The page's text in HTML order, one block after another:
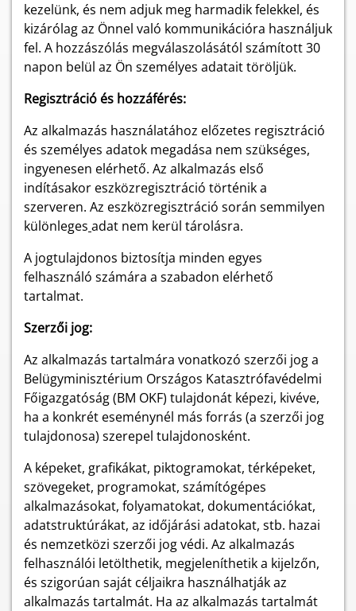
kezelünk, és nem adjuk meg harmadik felekkel, és
kizárólag az Önnel való kommunikációra használjuk
fel. A hozzászólás megválaszolásától számított 30
napon belül az Ön személyes adatait töröljük.
Regisztráció és hozzáférés:
Az alkalmazás használatához előzetes regisztráció
és személyes adatok megadása nem szükséges,
ingyenesen elérhető. Az alkalmazás első
indításakor eszközregisztráció történik a
szerveren. Az eszközregisztráció során semmilyen
különleges adat nem kerül tárolásra.
A jogtulajdonos biztosítja minden egyes
felhasználó számára a szabadon elérhető
tartalmat.
Szerzői jog:
Az alkalmazás tartalmára vonatkozó szerzői jog a
Belügyminisztérium Országos Katasztrófavédelmi
Főigazgatóság (BM OKF) tulajdonát képezi, kivéve,
ha a konkrét eseménynél más forrás (a szerzői jog
tulajdonosa) szerepel tulajdonosként.
A képeket, grafikákat, piktogramokat, térképeket,
szövegeket, programokat, számítógépes
alkalmazásokat, folyamatokat, dokumentációkat,
adatstruktúrákat, az időjárási adatokat, stb. hazai
és nemzetközi szerzői jog védi. Az alkalmazás
felhasználói letölthetik, megjeleníthetik a kijelzőn,
és szigorúan saját céljaikra használhatják az
alkalmazás tartalmát. Ha az alkalmazás tartalmát